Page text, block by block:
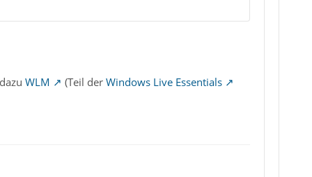
WLM (Teil der Windows Live Essentials